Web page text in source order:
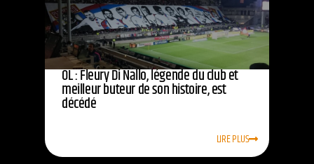
OL : Fleury Di Nallo, légende du club et
meilleur buteur de son histoire, est
décédé
LIRE PLUS